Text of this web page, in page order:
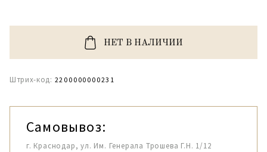
НЕТ В НАЛИЧИИ
Штрих-код: 2200000000231
Самовывоз:
г. Краснодар, ул. Им. Генерала Трошева Г.Н. 1/12